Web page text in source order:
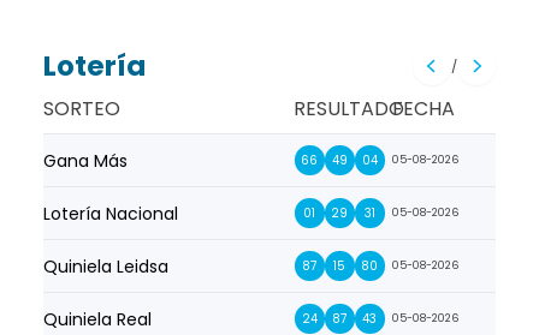
Lotería /
SORTEO RESULTADOFECHA
Gana Más 66 49 04 05-08-2026
Lotería Nacional 01 29 31 05-08-2026
Quiniela Leidsa 87 15 80 05-08-2026
Quiniela Real 24 87 43 05-08-2026